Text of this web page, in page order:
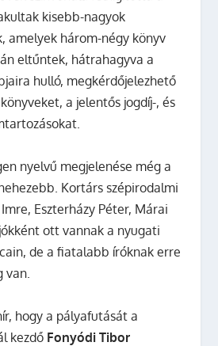
kisebb-nagyok
amelyek három-négy könyv
eltűntek, hátrahagyva a
hulló, megkérdőjelezhető
a jelentős jogdíj-, és
nyelvű megjelenése még a
Kortárs szépirodalmi
Eszterházy Péter, Márai
ott vannak a nyugati
de a fiatalabb íróknak erre
van.
hogy a pályafutását a
kezdő Fonyódi Tibor